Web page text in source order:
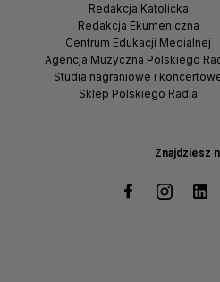
Znajdziesz
Redakcja Katolicka
Redakcja Ekumeniczna
Centrum Edukacji Medialnej
Agencja Muzyczna Polskiego
Studia nagraniowe i
Sklep Polskiego Radia